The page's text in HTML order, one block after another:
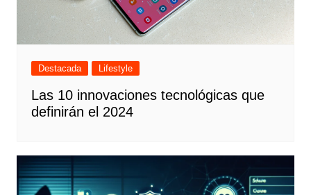
Destacada Lifestyle
Las 10 innovaciones tecnológicas que
definirán el 2024